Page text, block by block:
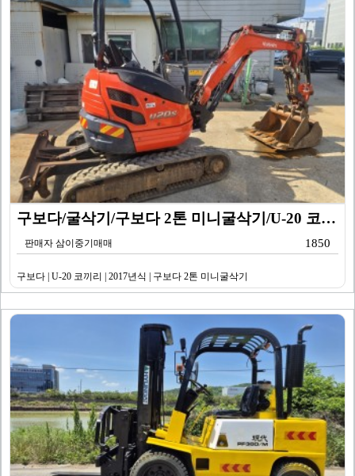
구보다/굴삭기/구보다 2톤 미니굴삭기/U-20 코끼리/…
판매자 삼이중기매매 1850
구보다 | U-20 코끼리 | 2017년식 | 구보다 2톤 미니굴삭기